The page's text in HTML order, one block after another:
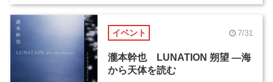
イベント 7/31
瀧本幹也 LUNATION 朔望 ―海
から天体を読む